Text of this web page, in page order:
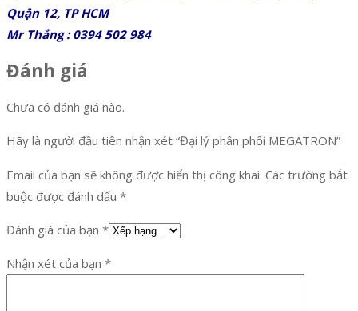
Quận 12, TP HCM
Mr Thắng : 0394 502 984
Đánh giá
Chưa có đánh giá nào.
Hãy là người đầu tiên nhận xét “Đại lý phân phối MEGATRON”
Email của bạn sẽ không được hiển thị công khai. Các trường bắt
buộc được đánh dấu *
Đánh giá của bạn *
Nhận xét của bạn *